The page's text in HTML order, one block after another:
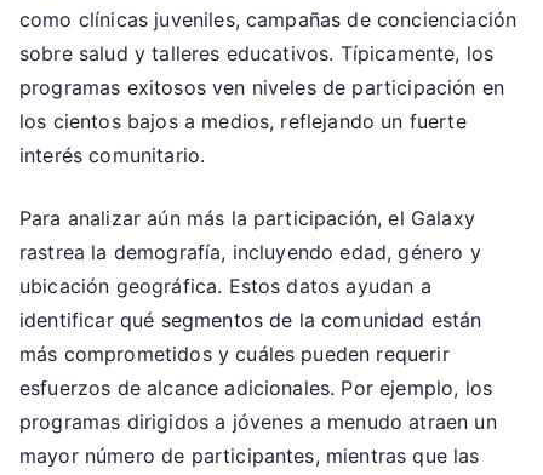
como clínicas juveniles, campañas de concienciación
sobre salud y talleres educativos. Típicamente, los
programas exitosos ven niveles de participación en
los cientos bajos a medios, reflejando un fuerte
interés comunitario.
Para analizar aún más la participación, el Galaxy
rastrea la demografía, incluyendo edad, género y
ubicación geográfica. Estos datos ayudan a
identificar qué segmentos de la comunidad están
más comprometidos y cuáles pueden requerir
esfuerzos de alcance adicionales. Por ejemplo, los
programas dirigidos a jóvenes a menudo atraen un
mayor número de participantes, mientras que las